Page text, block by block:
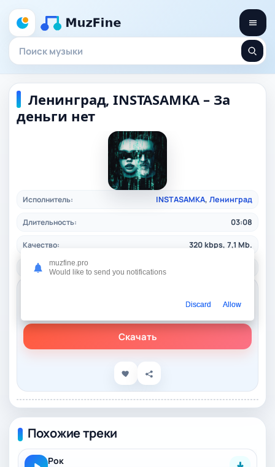
Ленинград, INSTASAMKA – За
деньги нет
Исполнитель: INSTASAMKA, Ленинград
Длительность: 03:08
Качество: 320 kbps, 7,1 Mb.
Жанр:
Скачать
Похожие треки
Рок
muzfine.pro
Would like to send you notifications
Discard Allow